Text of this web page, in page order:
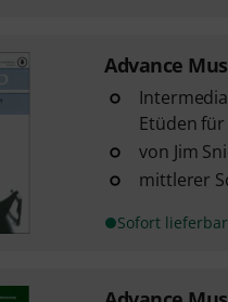
Advance
Etüden
von Jim
mittlerer
Sofort lieferbar